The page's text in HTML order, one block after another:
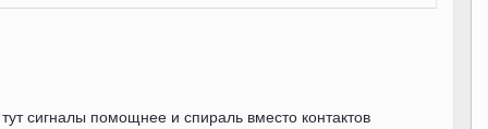
сигналы помощнее и спираль вместо контактов